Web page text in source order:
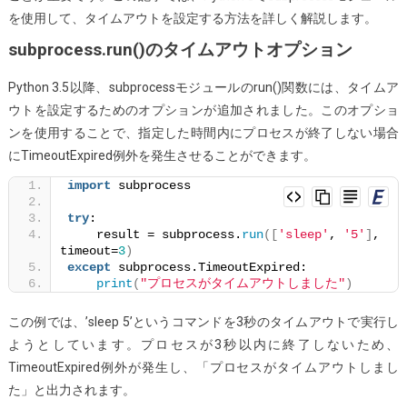
タ
イ
ア
ウ
ト
付
き
で
る
を使用して、タイムアウトを設定する方法を詳しく解説します。
subprocess.run()のタイムアウトオプション
Python 3.5以降、subprocessモジュールのrun()関数には、タイムア
ウトを設定するためのオプションが追加されました。このオプショ
ンを使用することで、指定した時間内にプロセスが終了しない場合
にTimeoutExpired例外を発生させることができます。
import subprocess
try:
    result = subprocess.
run([ 'sleep' , '5' ] ,
timeout=3)
except subprocess.TimeoutExpired:
print( "プロセスがタイムアウトしました")
この例では、’sleep 5’というコマンドを3秒のタイムアウトで実行し
ようとしています。プロセスが3秒以内に終了しないため、
TimeoutExpired例外が発生し、「プロセスがタイムアウトしまし
た」と出力されます。